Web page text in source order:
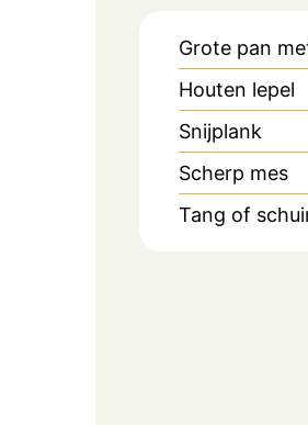
Grote pan
Houten lepel
Snijplank
Scherp mes
Tang of